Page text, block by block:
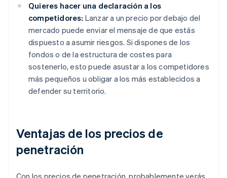
Quieres hacer una declaración a los
competidores: Lanzar a un precio por debajo del
mercado puede enviar el mensaje de que estás
dispuesto a asumir riesgos. Si dispones de los
fondos o de la estructura de costes para
sostenerlo, esto puede asustar a los competidores
más pequeños u obligar a los más establecidos a
defender su territorio.
Ventajas de los precios de
penetración